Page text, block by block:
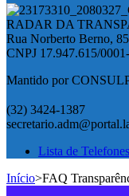
RADAR DA
Rua Norberto Berno,
CNPJ 17.947.615/
Mantido por
(32) 3424-1387
Lista de
Início>FAQ